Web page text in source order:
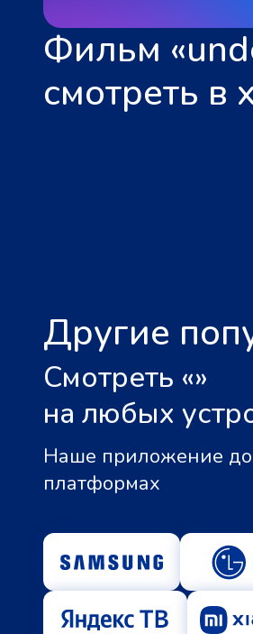
Фильм
смотреть в
Другие
Смотреть «»
на любых
Наше приложение
платформах